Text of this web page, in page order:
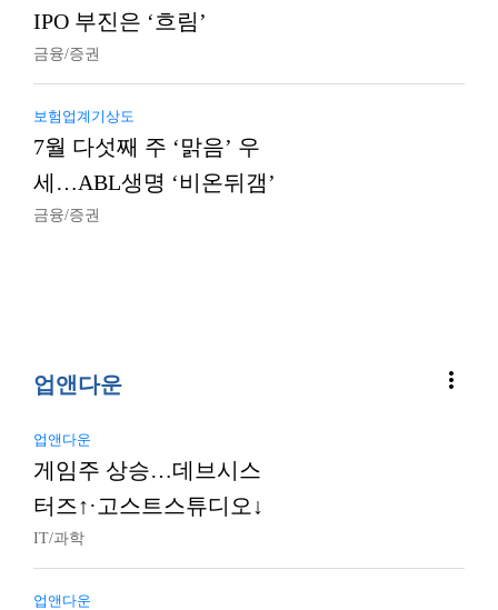
IPO 부진은 ‘흐림’
금융/증권
보험업계기상도
7월 다섯째 주 ‘맑음’ 우
세…ABL생명 ‘비온뒤갬’
금융/증권
업앤다운 more_vert
업앤다운
게임주 상승…데브시스
터즈↑·고스트스튜디오↓
IT/과학
업앤다운